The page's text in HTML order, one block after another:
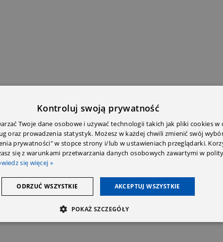
OPINIE (0)PRZECZYTAJ PRZED ZAKUPEM
Kontroluj swoją prywatność
Twoje dane osobowe i używać technologii takich jak pliki cookies w
oraz prowadzenia statystyk. Możesz w każdej chwili zmienić swój
prywatności" w stopce strony i/lub w ustawieniach przeglądarki.
się z warunkami przetwarzania danych osobowych zawartymi w
się więcej »
AKCEPTUJ WSZYSTKIE
ODRZUĆ WSZYSTKIE
POKAŻ SZCZEGÓŁY